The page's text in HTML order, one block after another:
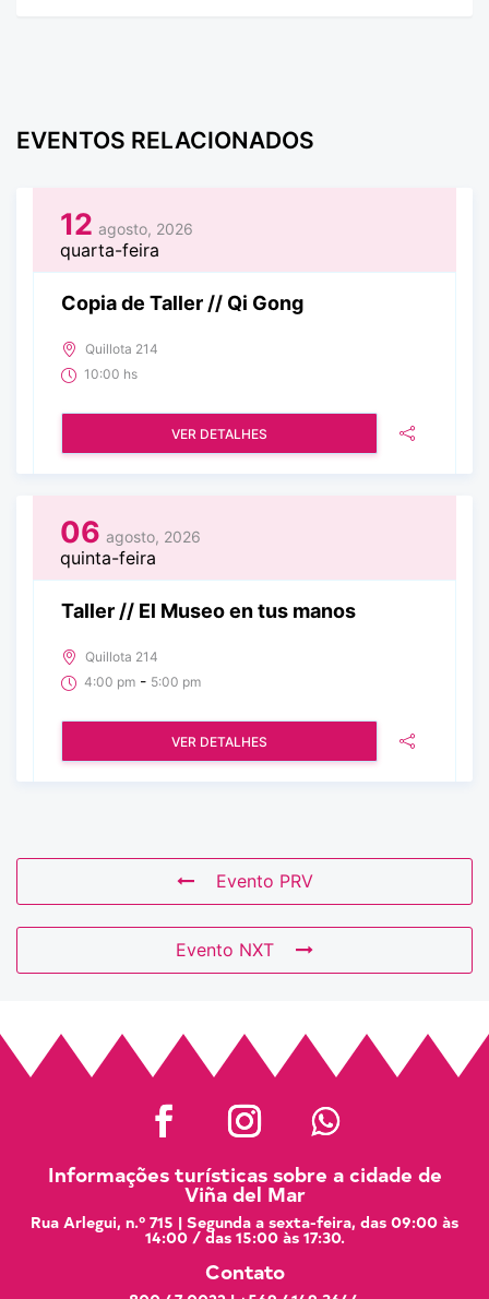
EVENTOS RELACIONADOS
12 agosto, 2026
quarta-feira
Copia de Taller // Qi Gong
Quillota 214
10:00 hs
VER DETALHES
06 agosto, 2026
quinta-feira
Taller // El Museo en tus manos
Quillota 214
4:00 pm - 5:00 pm
VER DETALHES
Evento PRV
Evento NXT
Informações turísticas sobre a cidade de
Viña del Mar
Rua Arlegui, n.º 715 | Segunda a sexta-feira, das 09:00 às
14:00 / das 15:00 às 17:30.
Contato